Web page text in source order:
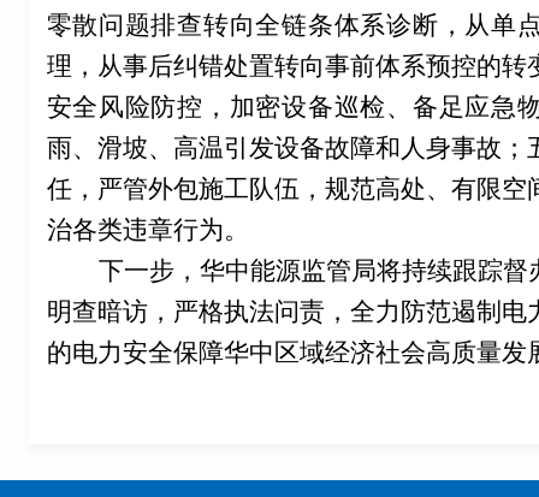
零散问题排查转向全链条体系诊断，从单
理，从事后纠错处置转向事前体系预控的
安全风险防控，加密设备巡检、备足应急
雨、滑坡、高温引发设备故障和人身事故
任，严管外包施工队伍，规范高处、有限
治各类违章行为。
下一步，华中能源监管局将持续跟踪
明查暗访，严格执法问责，全力防范遏制
的电力安全保障华中区域经济社会高质量发